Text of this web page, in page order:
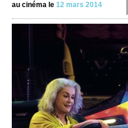
au cinéma le 12 mars 2014